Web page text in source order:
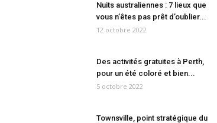
Nuits australiennes : 7 lieux que
vous n’êtes pas prêt d’oublier...
12 octobre 2022
Des activités gratuites à Perth,
pour un été coloré et bien...
5 octobre 2022
Townsville, point stratégique du